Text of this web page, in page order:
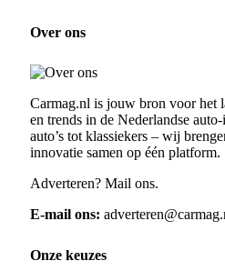
Over ons
Carmag.nl is jouw bron voor het
en trends in de Nederlandse
auto’s tot klassiekers – wij
innovatie samen op één platform.
Adverteren? Mail ons.
E-mail ons:
Onze keuzes